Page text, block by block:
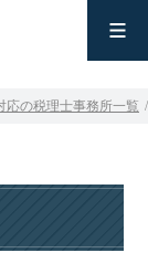
応の税理士事務所一覧 /